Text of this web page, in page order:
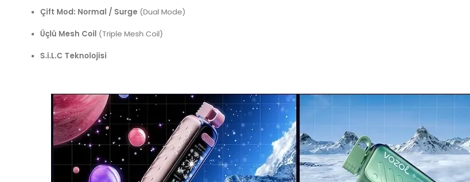
Çift Mod: Normal / Surge (Dual Mode)
Üçlü Mesh Coil (Triple Mesh Coil)
S.i.L.C Teknolojisi